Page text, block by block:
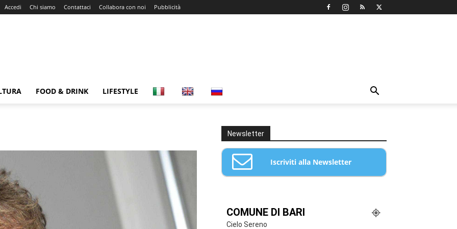
Accedi Chi siamo Contattaci Collabora con noi Pubblicità
FOOD & DRINK LIFESTYLE
Newsletter
Iscriviti alla Newsletter
COMUNE DI BARI
Cielo Sereno